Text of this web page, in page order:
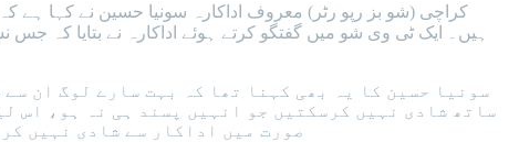
کراچی (شو بز رپو رٹر) معروف اداکارہ سونیا حسین نے کہا
ہیں۔ ایک ٹی وی شو میں گفتگو کرتے ہوئے اداکارہ نے بتایا کہ
سونیا حسین کا یہ بھی کہنا تھا کہ بہت سارے لوگ ان
ساتھ شادی نہیں کرسکتیں جو انہیں پسند ہی نہ ہو، اس
صورت میں اداکار سے شادی نہیں